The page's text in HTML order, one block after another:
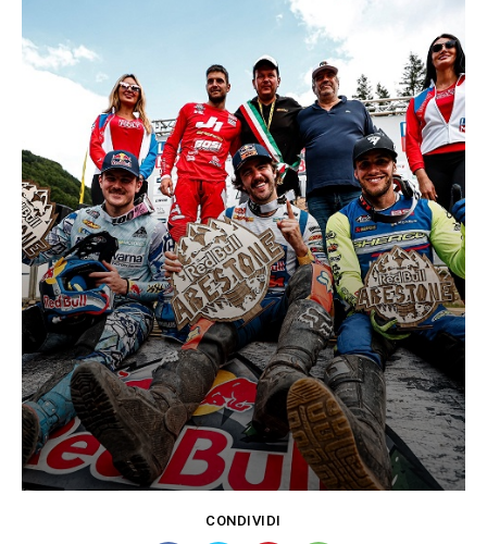
CONDIVIDI